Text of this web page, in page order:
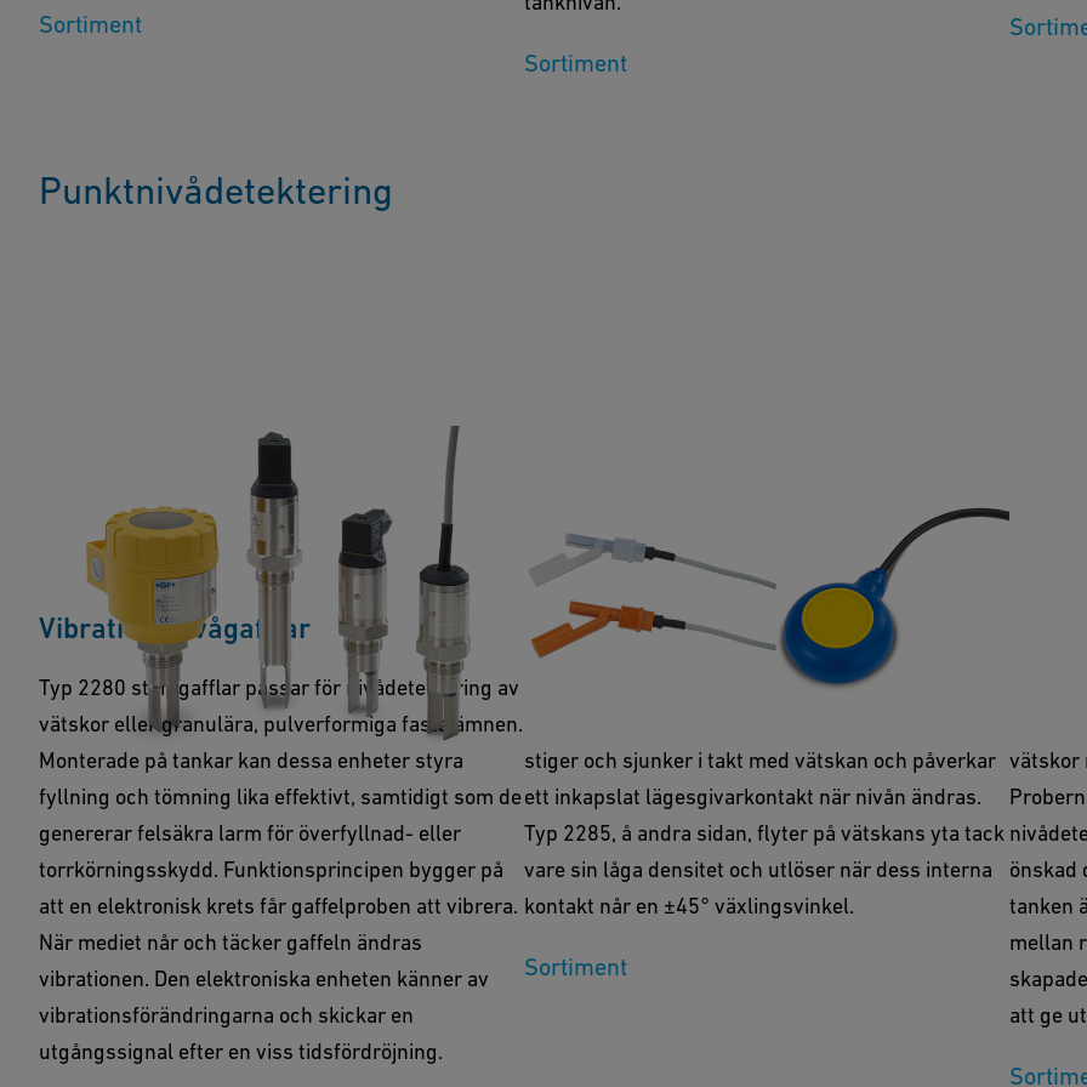
Sortiment
Sortiment
Punktnivådetektering
Vibrationsnivågafflar
Typ 2280 stämgafflar passar för nivådetektering av
vätskor eller granulära, pulverformiga fasta ämnen.
Monterade på tankar kan dessa enheter styra
fyllning och tömning lika effektivt, samtidigt som de
genererar felsäkra larm för överfyllnad- eller
torrkörningsskydd. Funktionsprincipen bygger på
att en elektronisk krets får gaffelproben att vibrera.
När mediet når och täcker gaffeln ändras
vibrationen. Den elektroniska enheten känner av
vibrationsförändringarna och skickar en
utgångssignal efter en viss tidsfördröjning.
Flottörbrytare
Den sidomonterade flottörbrytaren använder en
stiger och sjunker i takt med vätskan och påverkar
ett inkapslat lägesgivarkontakt när nivån ändras.
Typ 2285, å andra sidan, flyter på vätskans yta tack
vare sin låga densitet och utlöser när dess interna
kontakt når en ±45° växlingsvinkel.
Sortiment
vätskor
önskad
tanken
mellan
att ge